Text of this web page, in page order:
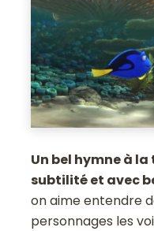
Un bel hymne à
subtilité et avec
on aime entendre
personnages les